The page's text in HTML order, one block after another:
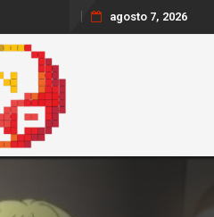
agosto 7, 2026